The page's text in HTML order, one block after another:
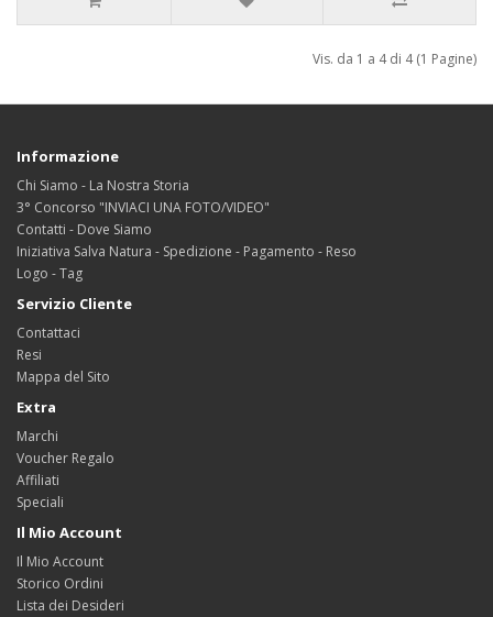
Vis. da 1 a 4 di 4 (1 Pagine)
Informazione
Chi Siamo - La Nostra Storia
3° Concorso "INVIACI UNA FOTO/VIDEO"
Contatti - Dove Siamo
Iniziativa Salva Natura - Spedizione - Pagamento - Reso
Logo - Tag
Servizio Cliente
Contattaci
Resi
Mappa del Sito
Extra
Marchi
Voucher Regalo
Affiliati
Speciali
Il Mio Account
Il Mio Account
Storico Ordini
Lista dei Desideri